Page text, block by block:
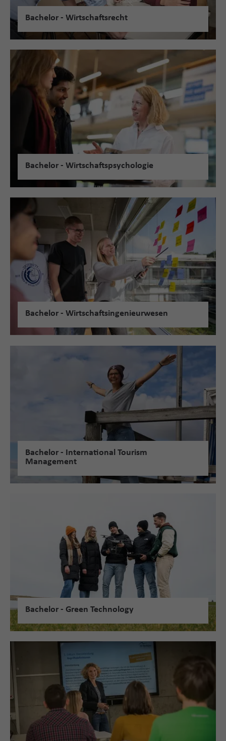
Bachelor - Wirtschaftsrecht
Bachelor - Wirtschaftspsychologie
Bachelor - Wirtschaftsingenieurwesen
Bachelor - International Tourism
Management
Bachelor - Green Technology